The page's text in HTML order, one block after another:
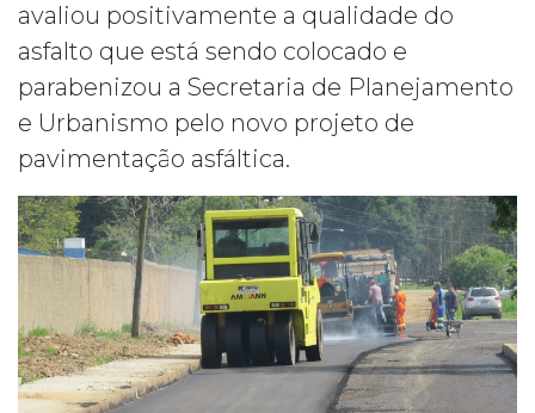
avaliou positivamente a qualidade do
asfalto que está sendo colocado e
parabenizou a Secretaria de Planejamento
e Urbanismo pelo novo projeto de
pavimentação asfáltica.